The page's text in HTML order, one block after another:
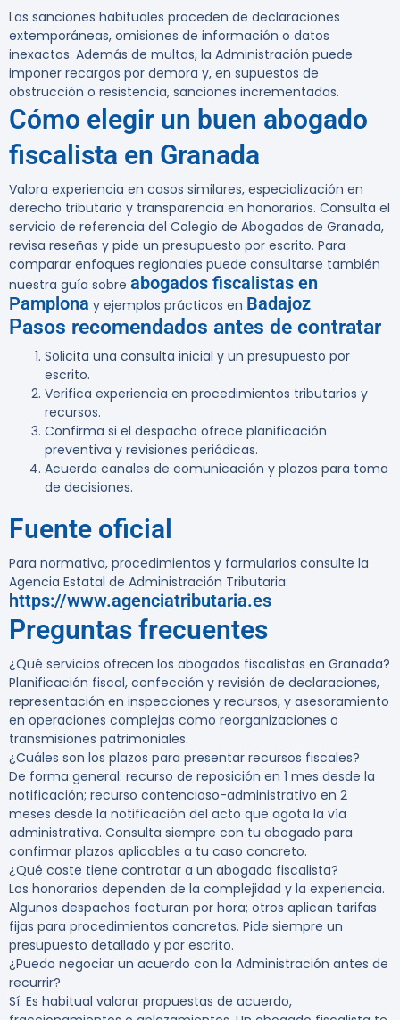
Las sanciones habituales proceden de declaraciones
extemporáneas, omisiones de información o datos
inexactos. Además de multas, la Administración puede
imponer recargos por demora y, en supuestos de
obstrucción o resistencia, sanciones incrementadas.
Cómo elegir un buen abogado
fiscalista en Granada
Valora experiencia en casos similares, especialización en
derecho tributario y transparencia en honorarios. Consulta el
servicio de referencia del Colegio de Abogados de Granada,
revisa reseñas y pide un presupuesto por escrito. Para
comparar enfoques regionales puede consultarse también
nuestra guía sobre abogados fiscalistas en
Pamplona y ejemplos prácticos en Badajoz.
Pasos recomendados antes de contratar
Solicita una consulta inicial y un presupuesto por
escrito.
Verifica experiencia en procedimientos tributarios y
recursos.
Confirma si el despacho ofrece planificación
preventiva y revisiones periódicas.
Acuerda canales de comunicación y plazos para toma
de decisiones.
Fuente oficial
Para normativa, procedimientos y formularios consulte la
Agencia Estatal de Administración Tributaria:
https://www.agenciatributaria.es
Preguntas frecuentes
¿Qué servicios ofrecen los abogados fiscalistas en Granada?
Planificación fiscal, confección y revisión de declaraciones,
representación en inspecciones y recursos, y asesoramiento
en operaciones complejas como reorganizaciones o
transmisiones patrimoniales.
¿Cuáles son los plazos para presentar recursos fiscales?
De forma general: recurso de reposición en 1 mes desde la
notificación; recurso contencioso-administrativo en 2
meses desde la notificación del acto que agota la vía
administrativa. Consulta siempre con tu abogado para
confirmar plazos aplicables a tu caso concreto.
¿Qué coste tiene contratar a un abogado fiscalista?
Los honorarios dependen de la complejidad y la experiencia.
Algunos despachos facturan por hora; otros aplican tarifas
fijas para procedimientos concretos. Pide siempre un
presupuesto detallado y por escrito.
¿Puedo negociar un acuerdo con la Administración antes de
recurrir?
Sí. Es habitual valorar propuestas de acuerdo,